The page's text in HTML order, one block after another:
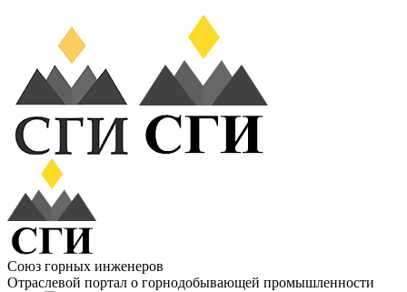
Союз горных инженеров
Отраслевой портал о горнодобывающей промышленности